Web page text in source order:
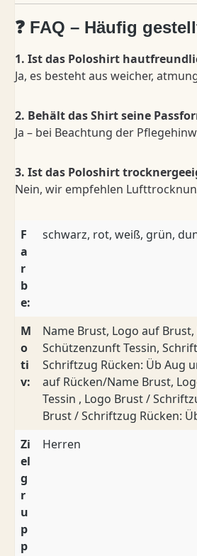
❓ FAQ – Häufig
1. Ist das Poloshirt
Ja, es besteht aus weicher,
2. Behält das Shirt seine
Ja – bei Beachtung der
3. Ist das Poloshirt
Nein, wir empfehlen
F
a
r
b
e:
schwarz, rot, weiß, grün,
M
o
ti
v:
Name Brust, Logo auf
Schützenzunft Tessin,
Schriftzug Rücken: Üb Aug
auf Rücken/Name Brust,
Tessin , Logo Brust /
Brust / Schriftzug Rücken:
Zi
el
g
r
u
p
p
Herren